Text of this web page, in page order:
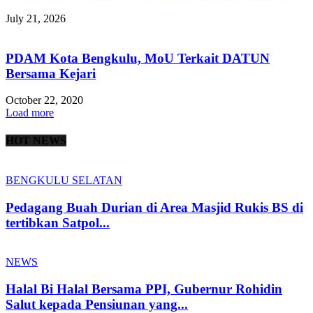
July 21, 2026
PDAM Kota Bengkulu, MoU Terkait DATUN
Bersama Kejari
October 22, 2020
Load more
HOT NEWS
BENGKULU SELATAN
Pedagang Buah Durian di Area Masjid Rukis BS di
tertibkan Satpol...
NEWS
Halal Bi Halal Bersama PPI, Gubernur Rohidin
Salut kepada Pensiunan yang...